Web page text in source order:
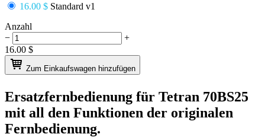
16.00 $ Standard v1
Anzahl
−
+
16.00 $
Zum Einkaufswagen hinzufügen
Ersatzfernbedienung für Tetran 70BS25
mit all den Funktionen der originalen
Fernbedienung.